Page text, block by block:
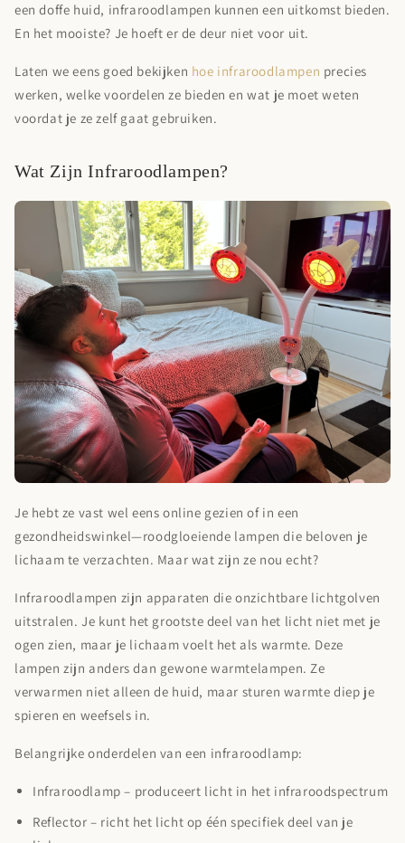
een doffe huid, infraroodlampen kunnen een uitkomst bieden.
En het mooiste? Je hoeft er de deur niet voor uit.
Laten we eens goed bekijken hoe infraroodlampen precies
werken, welke voordelen ze bieden en wat je moet weten
voordat je ze zelf gaat gebruiken.
Wat Zijn Infraroodlampen?
Je hebt ze vast wel eens online gezien of in een
gezondheidswinkel—roodgloeiende lampen die beloven je
lichaam te verzachten. Maar wat zijn ze nou echt?
Infraroodlampen zijn apparaten die onzichtbare lichtgolven
uitstralen. Je kunt het grootste deel van het licht niet met je
ogen zien, maar je lichaam voelt het als warmte. Deze
lampen zijn anders dan gewone warmtelampen. Ze
verwarmen niet alleen de huid, maar sturen warmte diep je
spieren en weefsels in.
Belangrijke onderdelen van een infraroodlamp:
Infraroodlamp – produceert licht in het infraroodspectrum
Reflector – richt het licht op één specifiek deel van je